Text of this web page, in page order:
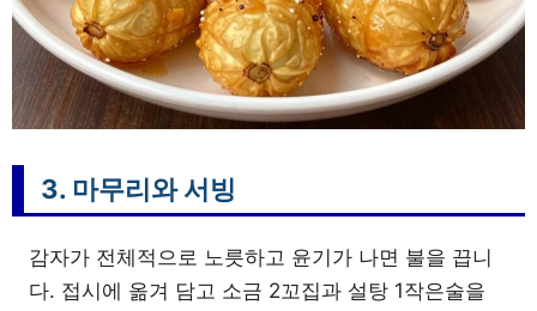
3. 마무리와 서빙
감자가 전체적으로 노릇하고 윤기가 나면 불을 끕니
다. 접시에 옮겨 담고 소금 2꼬집과 설탕 1작은술을